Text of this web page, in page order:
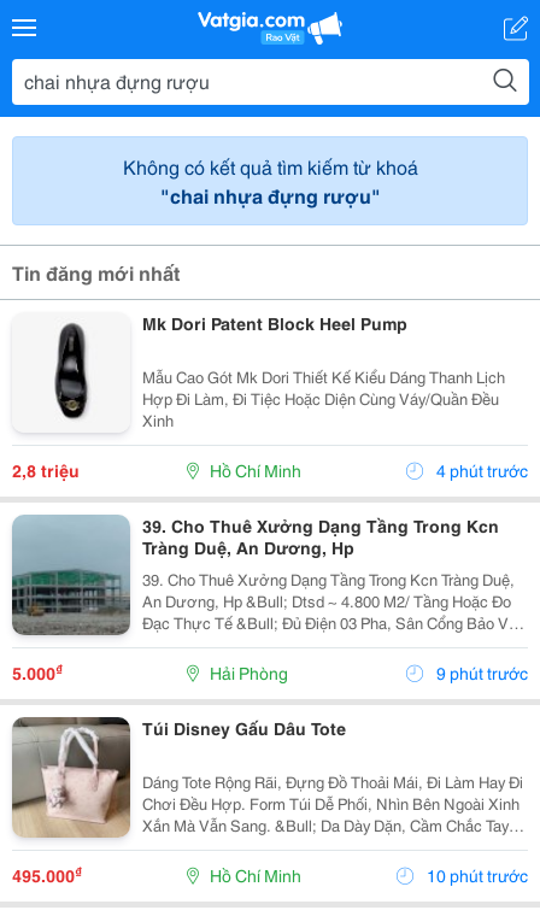
Không có kết quả tìm kiếm từ khoá
"chai nhựa đựng rượu"
Tin đăng mới nhất
Mk Dori Patent Block Heel Pump
Mẫu Cao Gót Mk Dori Thiết Kế Kiểu Dáng Thanh Lịch
Hợp Đi Làm, Đi Tiệc Hoặc Diện Cùng Váy/Quần Đều
Xinh
2,8 triệu Hồ Chí Minh 4 phút trước
39. Cho Thuê Xưởng Dạng Tầng Trong Kcn
Tràng Duệ, An Dương, Hp
39. Cho Thuê Xưởng Dạng Tầng Trong Kcn Tràng Duệ,
An Dương, Hp &Bull; Dtsd ~ 4.800 M2/ Tầng Hoặc Đo
Đạc Thực Tế &Bull; Đủ Điện 03 Pha, Sân Cổng Bảo Vệ,
Pccc Tự Động, Mới 100% &Bull; Giá Chào Thuê 5.25
Usd/ M2/ Tháng
5.000₫ Hải Phòng 9 phút trước
Túi Disney Gấu Dâu Tote
Dáng Tote Rộng Rãi, Đựng Đồ Thoải Mái, Đi Làm Hay Đi
Chơi Đều Hợp. Form Túi Dễ Phối, Nhìn Bên Ngoài Xinh
Xắn Mà Vẫn Sang. &Bull; Da Dày Dặn, Cầm Chắc Tay
&Bull; Hoạ Tiết Dập Nổi Sắc Nét, Nhìn Rất Đẹp &Bull;
Kèm Keychain Gấu Cực Xinh &Bull; Full Box...
495.000₫ Hồ Chí Minh 10 phút trước